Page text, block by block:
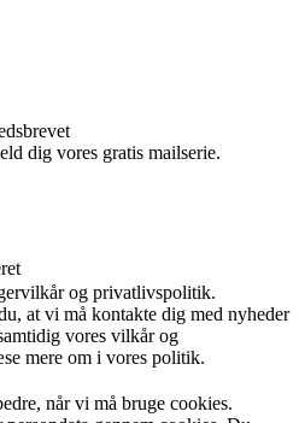
dig vores gratis mailserie.
og privatlivspolitik.
at vi må kontakte dig med nyheder
vores vilkår og
mere om i vores politik.
når vi må bruge cookies.